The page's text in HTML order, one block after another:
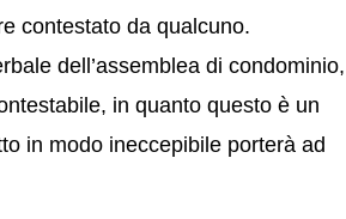
contestato da qualcuno.
dell’assemblea di condominio,
in quanto questo è un
in modo ineccepibile porterà ad